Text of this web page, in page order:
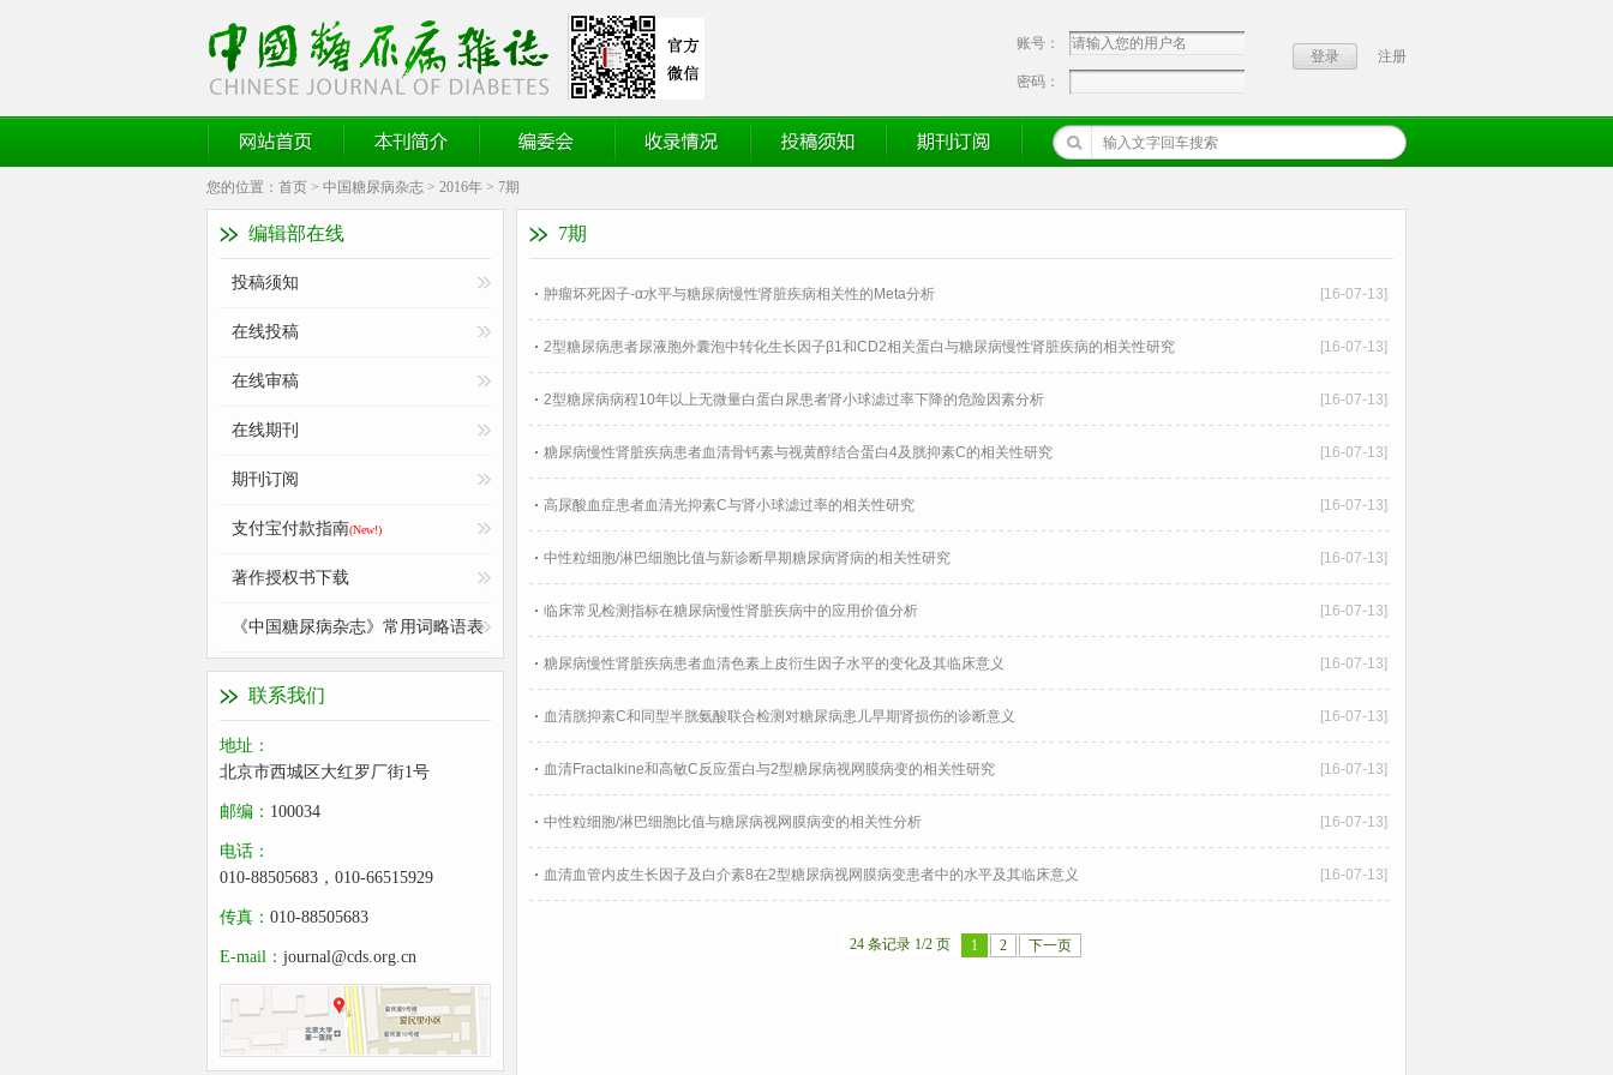
账号：
密码：
注册
网站首页 本刊简介 编委会 收录情况 投稿须知
期刊订阅
您的位置： 首页 > 中国糖尿病杂志 > 2016年 > 7期
编辑部在线
投稿须知
在线投稿
在线审稿
在线期刊
期刊订阅
支付宝付款指南(New!)
著作授权书下载
《中国糖尿病杂志》常用词略语表
联系我们
地址：
北京市西城区大红罗厂街1号
邮编： 100034
电话：
010-88505683，010-66515929
传真： 010-88505683
E-mail： journal@cds.org.cn
7期
[16-07-13]
肿瘤坏死因子-α水平与糖尿病慢性肾脏疾病相关性的Meta分析
[16-07-13]
2型糖尿病患者尿液胞外囊泡中转化生长因子β1和CD2相关蛋白与糖尿病慢性肾脏疾病的相关性研究
[16-07-13]
2型糖尿病病程10年以上无微量白蛋白尿患者肾小球滤过率下降的危险因素分析
[16-07-13]
糖尿病慢性肾脏疾病患者血清骨钙素与视黄醇结合蛋白4及胱抑素C的相关性研究
[16-07-13]
高尿酸血症患者血清光抑素C与肾小球滤过率的相关性研究
[16-07-13]
中性粒细胞/淋巴细胞比值与新诊断早期糖尿病肾病的相关性研究
[16-07-13]
临床常见检测指标在糖尿病慢性肾脏疾病中的应用价值分析
[16-07-13]
糖尿病慢性肾脏疾病患者血清色素上皮衍生因子水平的变化及其临床意义
[16-07-13]
血清胱抑素C和同型半胱氨酸联合检测对糖尿病患儿早期肾损伤的诊断意义
[16-07-13]
血清Fractalkine和高敏C反应蛋白与2型糖尿病视网膜病变的相关性研究
[16-07-13]
中性粒细胞/淋巴细胞比值与糖尿病视网膜病变的相关性分析
[16-07-13]
血清血管内皮生长因子及白介素8在2型糖尿病视网膜病变患者中的水平及其临床意义
24 条记录 1/2 页 1 2 下一页